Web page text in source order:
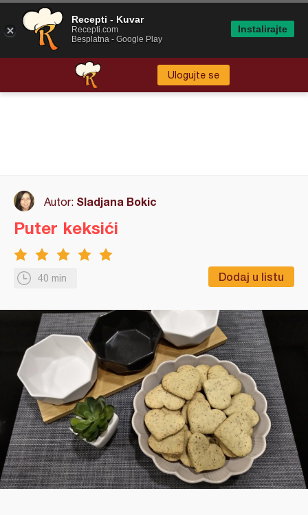
Ulogujte se
Autor: Sladjana Bokic
40 min Dodaj u listu
Puter keksići
Recepti - Kuvar
Recepti.com
Besplatna - Google Play
Instalirajte